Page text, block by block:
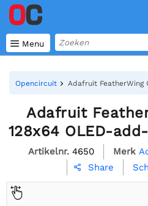
 Menu
Opencircuit Adafruit FeatherWing
Adafruit
128x64 OLED-
Artikelnr. 4650 Merk
 Share